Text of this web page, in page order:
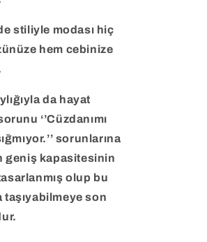
stiliyle modası hiç
hem cebinize
da hayat
‘’Cüzdanımı
sorunlarına
geniş kapasitesinin
olup bu
taşıyabilmeye son